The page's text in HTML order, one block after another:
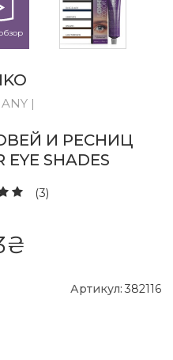
|
И РЕСНИЦ
EYE SHADES
(3)
₴
Артикул: 382116